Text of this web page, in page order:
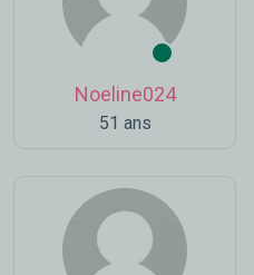
Noeline024
51 ans